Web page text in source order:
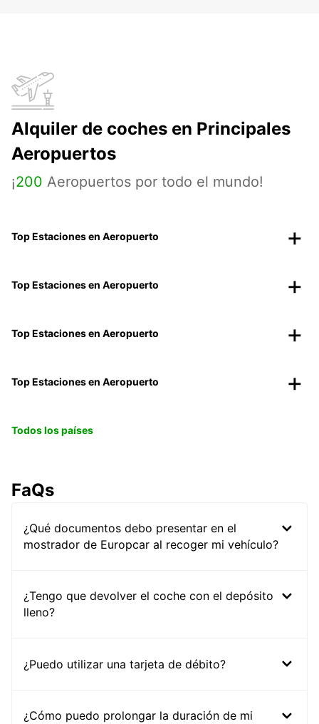
Alquiler de coches en Principales
Aeropuertos
¡200 Aeropuertos por todo el mundo!
Top Estaciones en Aeropuerto
Top Estaciones en Aeropuerto
Top Estaciones en Aeropuerto
Top Estaciones en Aeropuerto
Todos los países
FaQs
¿Qué documentos debo presentar en el
mostrador de Europcar al recoger mi vehículo?
¿Tengo que devolver el coche con el depósito
lleno?
¿Puedo utilizar una tarjeta de débito?
¿Cómo puedo prolongar la duración de mi